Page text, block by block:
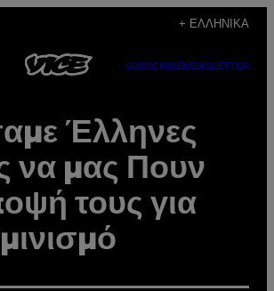
+ ΕΛΛΗΝΙΚΆ
SUBSCRIBENEWSLETTER
Έλληνες
να μας Πουν
τους για